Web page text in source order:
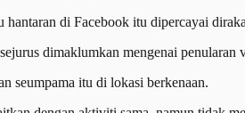
di Facebook itu dipercayai
dimaklumkan mengenai penularan
seumpama itu di lokasi berkenaan.